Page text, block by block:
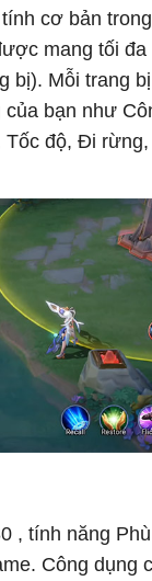
cơ bản
mang tối đa
bị). Mỗi trang
bạn như
Tốc độ, Đi
, tính năng
Công dụng